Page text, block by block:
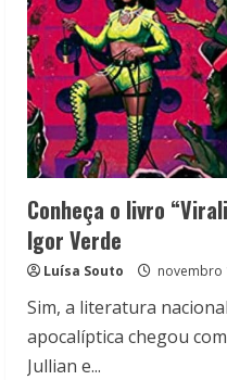
Conheça o livro
Igor Verde
Luísa Souto novembro
Sim, a literatura
apocalíptica chegou
Jullian e...